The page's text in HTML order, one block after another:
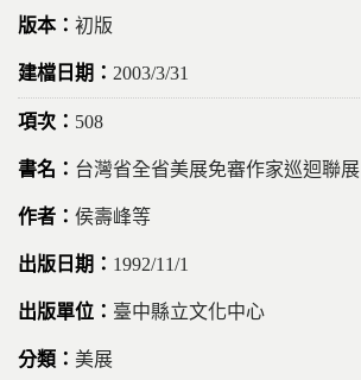
初版
2003/3/31
508
台灣省全省美展免審作家巡迴聯展
侯壽峰等
1992/11/1
臺中縣立文化中心
美展